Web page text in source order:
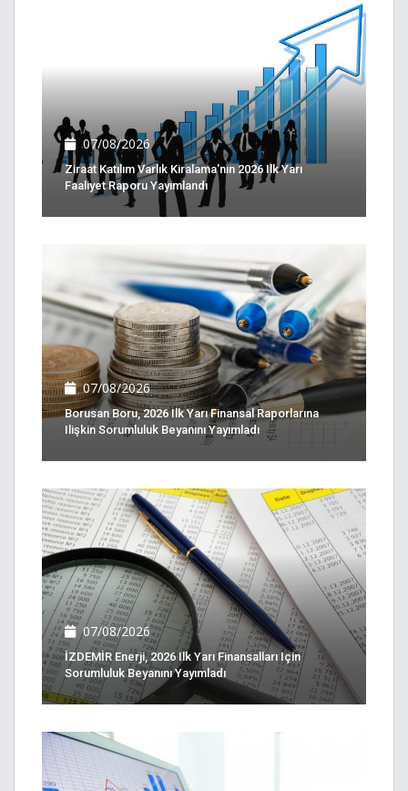
07/08/2026
Ziraat Katılım Varlık Kiralama'nın 2026 Ilk Yarı
Faaliyet Raporu Yayımlandı
07/08/2026
Borusan Boru, 2026 Ilk Yarı Finansal Raporlarına
Ilişkin Sorumluluk Beyanını Yayımladı
07/08/2026
İZDEMİR Enerji, 2026 Ilk Yarı Finansalları Için
Sorumluluk Beyanını Yayımladı